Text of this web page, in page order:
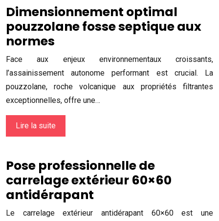
Dimensionnement optimal
pouzzolane fosse septique aux
normes
Face aux enjeux environnementaux croissants,
l’assainissement autonome performant est crucial. La
pouzzolane, roche volcanique aux propriétés filtrantes
exceptionnelles, offre une…
Lire la suite
Pose professionnelle de
carrelage extérieur 60×60
antidérapant
Le carrelage extérieur antidérapant 60×60 est une